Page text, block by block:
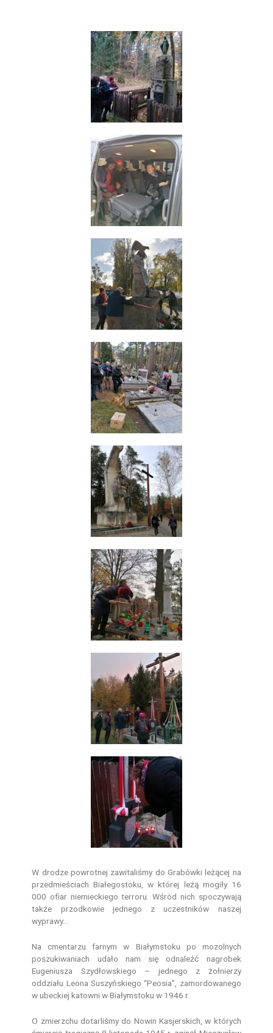
W drodze powrotnej zawitaliśmy do Grabówki leżącej na
przedmieściach Białegostoku, w której leżą mogiły 16
000 ofiar niemieckiego terroru. Wśród nich spoczywają
także przodkowie jednego z uczestników naszej
wyprawy…
Na cmentarzu farnym w Białymstoku po mozolnych
poszukiwaniach udało nam się odnaleźć nagrobek
Eugeniusza Szydłowskiego – jednego z żołnierzy
oddziału Leona Suszyńskiego “Peosia”, zamordowanego
w ubeckiej katowni w Białymstoku w 1946 r.
O zmierzchu dotarliśmy do Nowin Kasjerskich, w których